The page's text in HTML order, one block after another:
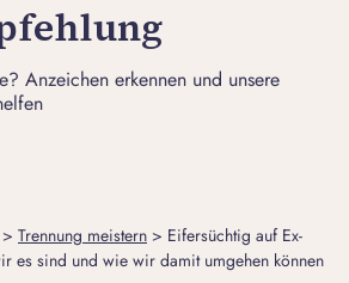
Anzeichen erkennen und unsere
> Trennung meistern > Eifersüchtig auf Ex-
es sind und wie wir damit umgehen können